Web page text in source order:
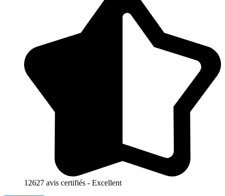
12627 avis certifiés - Excellent